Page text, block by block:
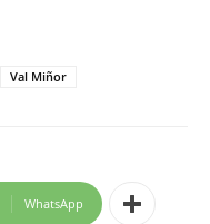
Val Miñor
WhatsApp